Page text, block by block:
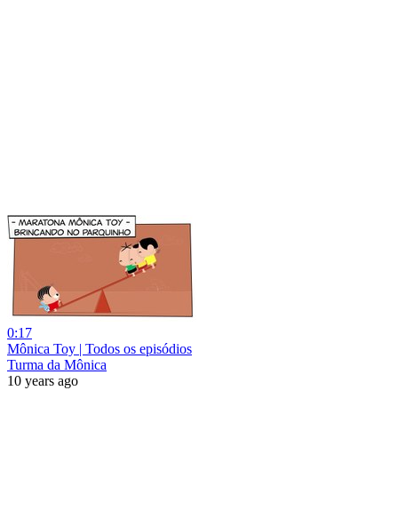
0:17
Mônica Toy | Todos os episódios
Turma da Mônica
10 years ago